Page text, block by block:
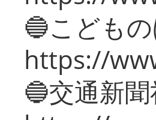
🔵こども
https://
🔵交通新